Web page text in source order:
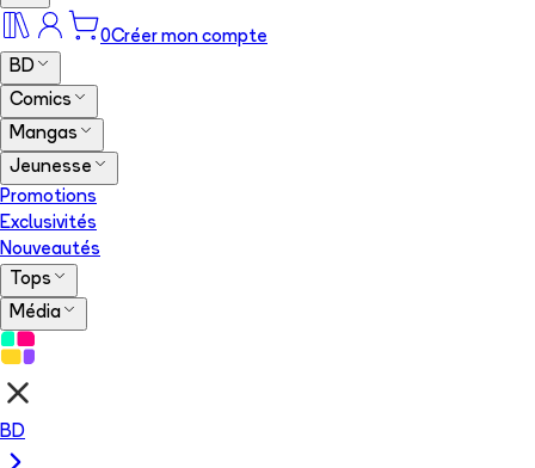
0Créer mon compte
BD
Comics
Mangas
Jeunesse
Promotions
Exclusivités
Nouveautés
Tops
Média
BD